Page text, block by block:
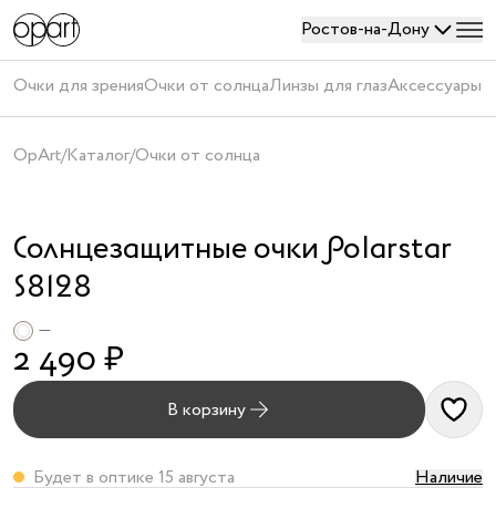
Ростов-на-Дону
Очки для зренияОчки от солнцаЛинзы для глазАксессуары
Войти
или
создать
Получить
аккаунт,
OpArt/Каталог/Очки от солнца
Солнцезащитные очки Polarstar
S8128
—
2 490 ₽
В корзину
Будет в оптике 15 августа Наличие